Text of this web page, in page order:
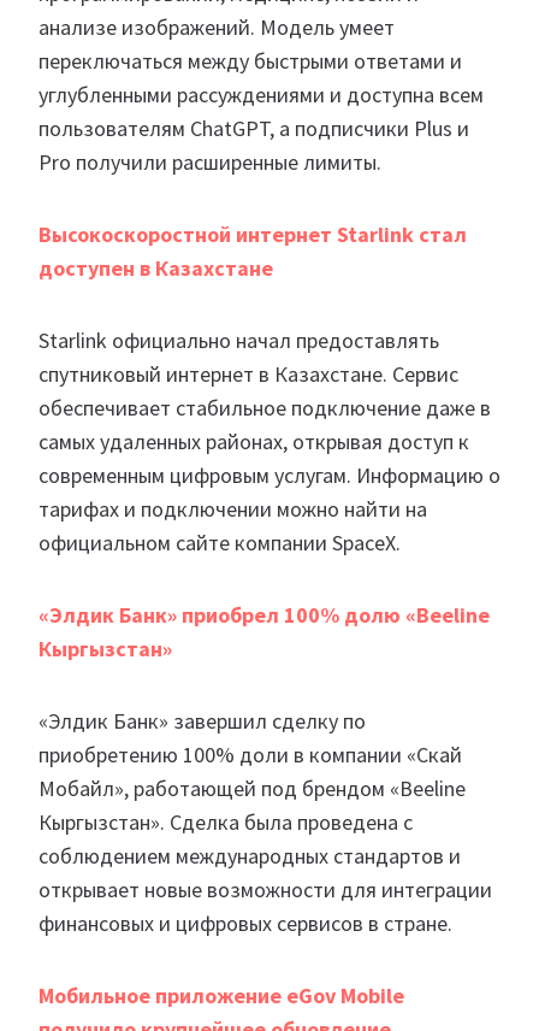
анализе изображений. Модель умеет
переключаться между быстрыми ответами и
углубленными рассуждениями и доступна всем
пользователям ChatGPT, а подписчики Plus и
Pro получили расширенные лимиты.
Высокоскоростной интернет Starlink стал
доступен в Казахстане
Starlink официально начал предоставлять
спутниковый интернет в Казахстане. Сервис
обеспечивает стабильное подключение даже в
самых удаленных районах, открывая доступ к
современным цифровым услугам. Информацию о
тарифах и подключении можно найти на
официальном сайте компании SpaceX.
«Элдик Банк» приобрел 100% долю «Beeline
Кыргызстан»
«Элдик Банк» завершил сделку по
приобретению 100% доли в компании «Скай
Мобайл», работающей под брендом «Beeline
Кыргызстан». Сделка была проведена с
соблюдением международных стандартов и
открывает новые возможности для интеграции
финансовых и цифровых сервисов в стране.
Мобильное приложение eGov Mobile